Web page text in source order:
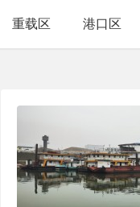
重载区 港口区